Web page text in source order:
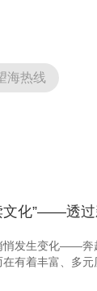
海热线
文化”——透过
悄发生变化——奔
有着丰富、多